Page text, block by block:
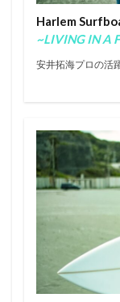
Harlem
~LIVING IN A
安井拓海プロの活
オンラインコ
ケリー・スレー
サーフィンが
サーフランチ
ジョアン・デ
ジョエルチュー
ジョンジョン